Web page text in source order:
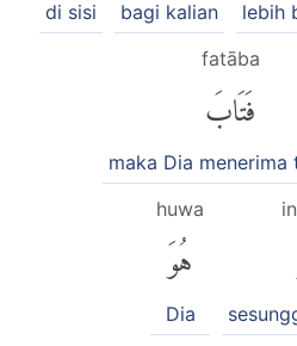
lebih
bagi kalian
di sisi
fatāba
فَتَابَ
maka Dia menerima
huwa
هُوَ
Dia